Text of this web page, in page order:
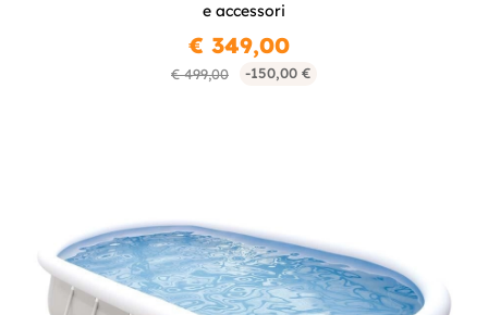
e accessori
€ 499,00 -150,00 €
€ 349,00